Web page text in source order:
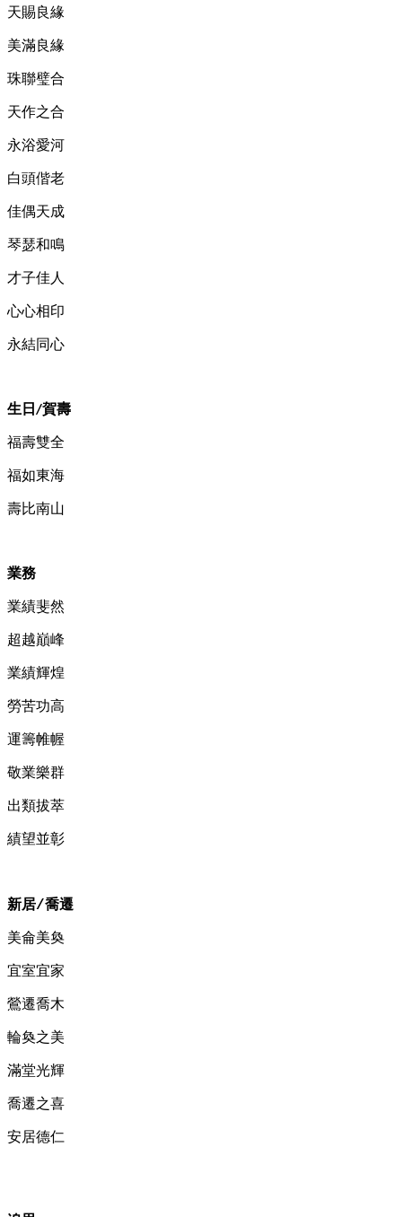
天賜良緣
美滿良緣
珠聯璧合
天作之合
永浴愛河
白頭偕老
佳偶天成
琴瑟和鳴
才子佳人
心心相印
永結同心
生日 /賀壽
福壽雙全
福如東海
壽比南山
業務
業績斐然
超越巔峰
業績輝煌
勞苦功高
運籌帷幄
敬業樂群
出類拔萃
績望並彰
新居/喬遷
美侖美奐
宜室宜家
鶯遷喬木
輪奐之美
滿堂光輝
喬遷之喜
安居德仁